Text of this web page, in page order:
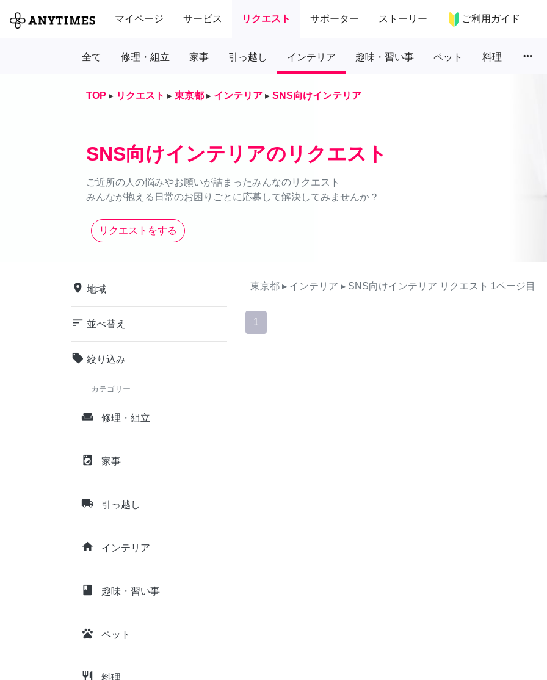
マイページ サービス リクエスト サポーター ストーリー ご利用ガイド
全て 修理・組立 家事 引っ越し インテリア 趣味・習い事 ペット 料理 more_horiz
TOP ▸ リクエスト ▸ 東京都 ▸ インテリア ▸ SNS向けインテリア
SNS向けインテリアのリクエスト
ご近所の人の悩みやお願いが詰まったみんなのリクエスト
みんなが抱える日常のお困りごとに応募して解決してみませんか？
リクエストをする
place 地域
sort 並べ替え
local_offer 絞り込み
カテゴリー
weekend 修理・組立
local_laundry_service 家事
local_shipping 引っ越し
home インテリア
class 趣味・習い事
pets ペット
restaurant 料理
東京都 ▸ インテリア ▸ SNS向けインテリア リクエスト 1ページ目
1